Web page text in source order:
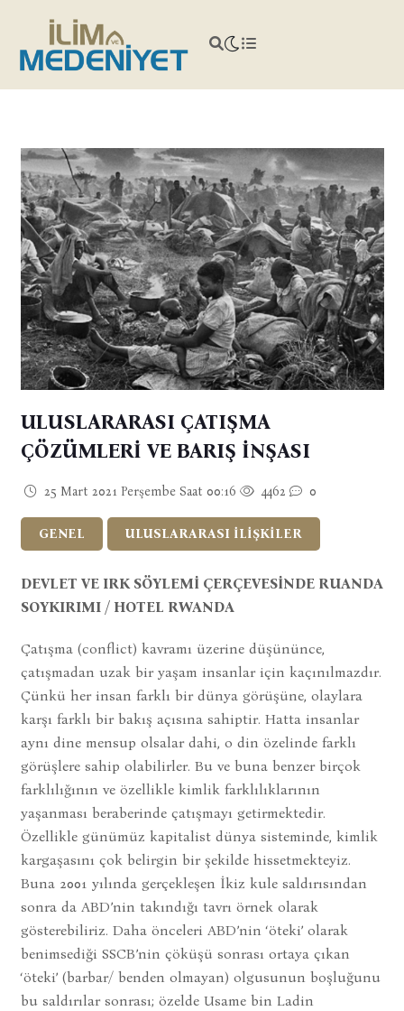
ULUSLARARASI ÇATIŞMA
ÇÖZÜMLERİ VE BARIŞ İNŞASI
25 Mart 2021 Perşembe Saat 00:16 4462 0
GENEL ULUSLARARASI İLİŞKİLER
DEVLET VE IRK SÖYLEMİ ÇERÇEVESİNDE RUANDA
SOYKIRIMI / HOTEL RWANDA
Çatışma (conflict) kavramı üzerine düşününce,
çatışmadan uzak bir yaşam insanlar için kaçınılmazdır.
Çünkü her insan farklı bir dünya görüşüne, olaylara
karşı farklı bir bakış açısına sahiptir. Hatta insanlar
aynı dine mensup olsalar dahi, o din özelinde farklı
görüşlere sahip olabilirler. Bu ve buna benzer birçok
farklılığının ve özellikle kimlik farklılıklarının
yaşanması beraberinde çatışmayı getirmektedir.
Özellikle günümüz kapitalist dünya sisteminde, kimlik
kargaşasını çok belirgin bir şekilde hissetmekteyiz.
Buna 2001 yılında gerçekleşen İkiz kule saldırısından
sonra da ABD’nin takındığı tavrı örnek olarak
gösterebiliriz. Daha önceleri ABD’nin ‘öteki’ olarak
benimsediği SSCB’nin çöküşü sonrası ortaya çıkan
‘öteki’ (barbar/ benden olmayan) olgusunun boşluğunu
bu saldırılar sonrası; özelde Usame bin Ladin